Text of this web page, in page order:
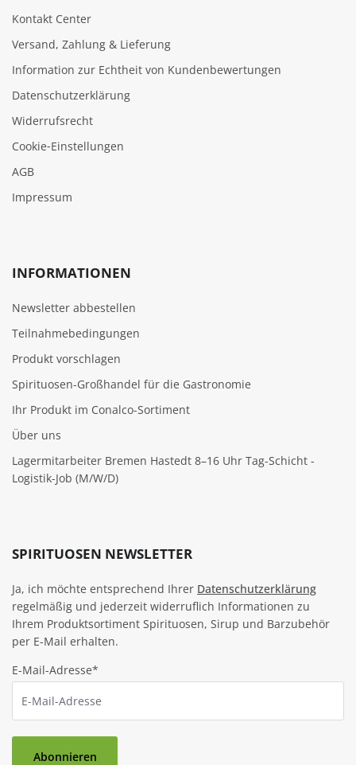
Kontakt Center
Versand, Zahlung & Lieferung
Information zur Echtheit von Kundenbewertungen
Datenschutzerklärung
Widerrufsrecht
Cookie‑Einstellungen
AGB
Impressum
INFORMATIONEN
Newsletter abbestellen
Teilnahmebedingungen
Produkt vorschlagen
Spirituosen-Großhandel für die Gastronomie
Ihr Produkt im Conalco-Sortiment
Über uns
Lagermitarbeiter Bremen Hastedt 8–16 Uhr Tag-Schicht -
Logistik-Job (M/W/D)
SPIRITUOSEN NEWSLETTER
Ja, ich möchte entsprechend Ihrer Datenschutzerklärung
regelmäßig und jederzeit widerruflich Informationen zu
Ihrem Produktsortiment Spirituosen, Sirup und Barzubehör
per E-Mail erhalten.
E-Mail-Adresse*
Abonnieren